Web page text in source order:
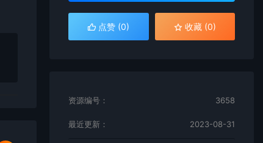
点赞 (0) 收藏 (0)
资源编号： 3658
最近更新： 2023-08-31